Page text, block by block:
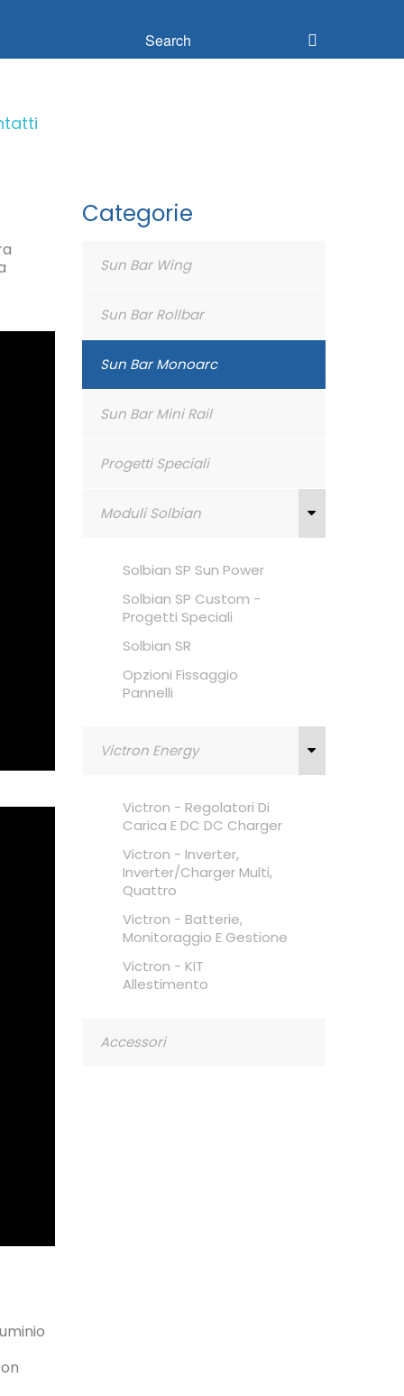
Mini Rail
Categorie
Sun Bar Wing
Sun Bar Rollbar
Sun Bar Monoarc
Sun Bar Mini Rail
Progetti Speciali
Moduli Solbian
Solbian SP Sun Power
Solbian SP Custom -
Progetti Speciali
Solbian SR
Opzioni Fissaggio
Pannelli
Victron Energy
Victron - Regolatori Di
Carica E DC DC Charger
Victron - Inverter,
Inverter/charger Multi,
Quattro
Victron - Batterie,
Monitoraggio E Gestione
Victron - KIT
Allestimento
Accessori